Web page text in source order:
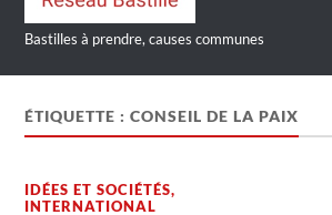
Bastilles à prendre, causes communes
ÉTIQUETTE :CONSEIL DE LA PAIX
IDÉES ET SOCIÉTÉS,
INTERNATIONAL